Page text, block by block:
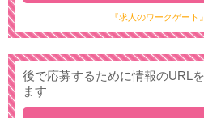
『求人のワークゲート
後で応募するために情報のURL
ます